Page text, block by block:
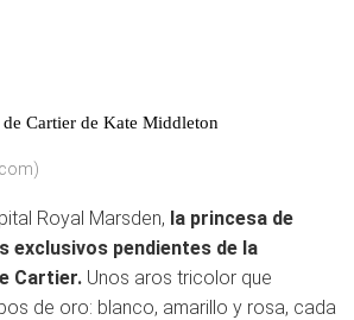
Cartier de Kate Middleton
Royal Marsden, la princesa de
exclusivos pendientes de la
Cartier. Unos aros tricolor que
de oro: blanco, amarillo y rosa, cada